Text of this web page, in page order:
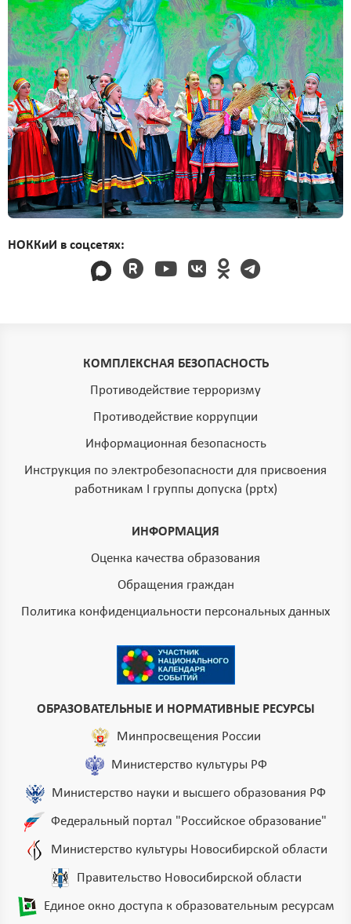
НОККиИ в соцсетях:
КОМПЛЕКСНАЯ БЕЗОПАСНОСТЬ
Противодействие терроризму
Противодействие коррупции
Информационная безопасность
Инструкция по электробезопасности для присвоения
работникам I группы допуска (pptx)
ИНФОРМАЦИЯ
Оценка качества образования
Обращения граждан
Политика конфиденциальности персональных данных
ОБРАЗОВАТЕЛЬНЫЕ И НОРМАТИВНЫЕ РЕСУРСЫ
Минпросвещения России
Министерство культуры РФ
Министерство науки и высшего образования РФ
Федеральный портал "Российское образование"
Министерство культуры Новосибирской области
Правительство Новосибирской области
Единое окно доступа к образовательным ресурсам